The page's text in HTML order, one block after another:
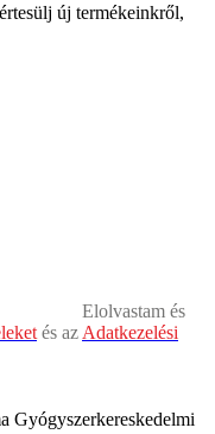
új termékeinkről,
Elolvastam és
és az Adatkezelési
Gyógyszerkereskedelmi